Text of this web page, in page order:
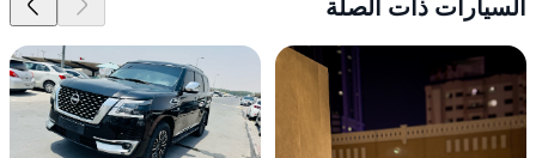
السيارات ذات الصلة